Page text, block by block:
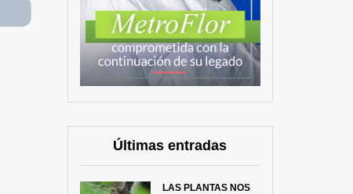
Últimas entradas
LAS PLANTAS NOS